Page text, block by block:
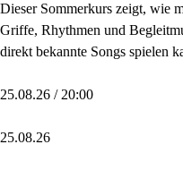
Dieser Sommerkurs zeigt, wie
Griffe, Rhythmen und
direkt bekannte Songs spielen
25.08.26 / 20:00
25.08.26